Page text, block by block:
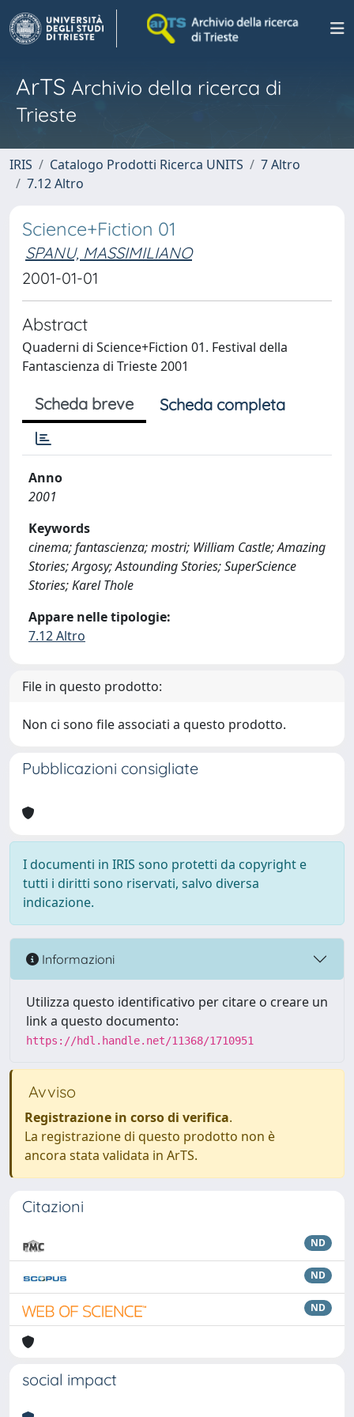
ArTS Archivio della ricerca di
Trieste
IRIS Catalogo Prodotti Ricerca UNITS
7 Altro
7.12 Altro
Science+Fiction 01
SPANU, MASSIMILIANO
2001-01-01
Abstract
Quaderni di Science+Fiction 01. Festival della
Fantascienza di Trieste 2001
Scheda breve Scheda completa
Anno
2001
Keywords
cinema; fantascienza; mostri; William Castle; Amazing
Stories; Argosy; Astounding Stories; SuperScience
Stories; Karel Thole
Appare nelle tipologie:
7.12 Altro
File in questo prodotto:
Non ci sono file associati a questo prodotto.
Pubblicazioni consigliate
I documenti in IRIS sono protetti da copyright e
tutti i diritti sono riservati, salvo diversa
indicazione.
Informazioni
Utilizza questo identificativo per citare o creare un
link a questo documento:
https://hdl.handle.net/11368/1710951
Avviso
Registrazione in corso di verifica.
La registrazione di questo prodotto non è
ancora stata validata in ArTS.
Citazioni
ND
ND
ND
social impact